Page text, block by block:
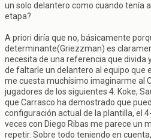
un solo delantero como cuando tenía
etapa?
A priori diría que no, básicamente
determinante(Griezzman) es
necesita de una referencia que divida
de faltarle un delantero al equipo que
me cuesta muchísimo imaginarme al
jugadores de los siguientes 4: Koke,
que Carrasco ha demostrado que
configuración actual de la plantilla, el
veces con Diego Ribas me parece un
repetir. Sobre todo teniendo en